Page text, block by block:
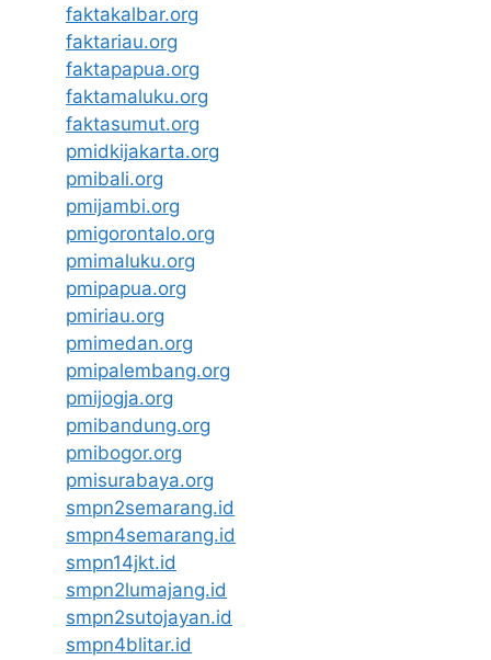
faktakalbar.org
faktariau.org
faktapapua.org
faktamaluku.org
faktasumut.org
pmidkijakarta.org
pmibali.org
pmijambi.org
pmigorontalo.org
pmimaluku.org
pmipapua.org
pmiriau.org
pmimedan.org
pmipalembang.org
pmijogja.org
pmibandung.org
pmibogor.org
pmisurabaya.org
smpn2semarang.id
smpn4semarang.id
smpn14jkt.id
smpn2lumajang.id
smpn2sutojayan.id
smpn4blitar.id